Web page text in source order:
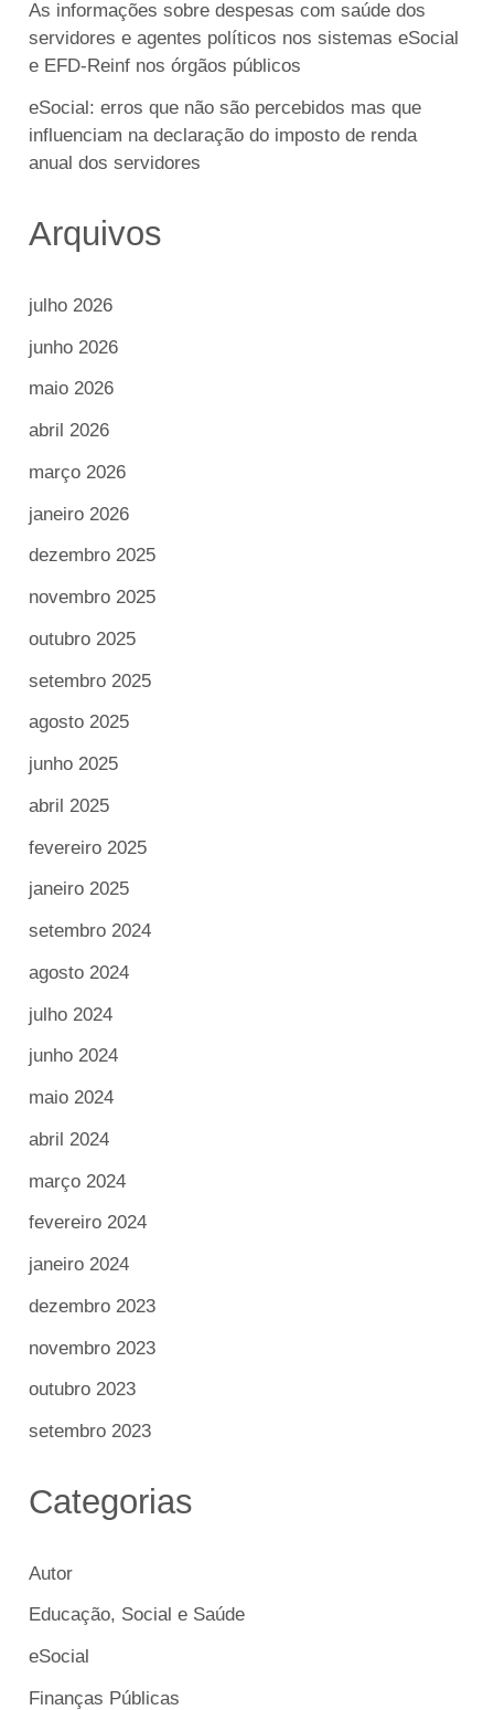
As informações sobre despesas com saúde dos
servidores e agentes políticos nos sistemas eSocial
e EFD-Reinf nos órgãos públicos
eSocial: erros que não são percebidos mas que
influenciam na declaração do imposto de renda
anual dos servidores
Arquivos
julho 2026
junho 2026
maio 2026
abril 2026
março 2026
janeiro 2026
dezembro 2025
novembro 2025
outubro 2025
setembro 2025
agosto 2025
junho 2025
abril 2025
fevereiro 2025
janeiro 2025
setembro 2024
agosto 2024
julho 2024
junho 2024
maio 2024
abril 2024
março 2024
fevereiro 2024
janeiro 2024
dezembro 2023
novembro 2023
outubro 2023
setembro 2023
Categorias
Autor
Educação, Social e Saúde
eSocial
Finanças Públicas